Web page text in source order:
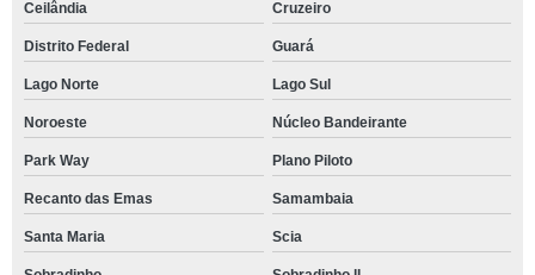
Ceilândia Cruzeiro
Distrito Federal Guará
Lago Norte Lago Sul
Noroeste Núcleo Bandeirante
Park Way Plano Piloto
Recanto das Emas Samambaia
Santa Maria Scia